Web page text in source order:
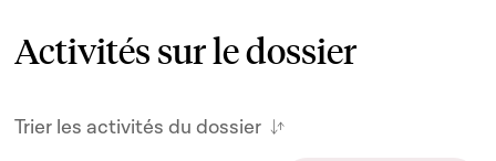
Activités sur le dossier
Trier les activités du dossier